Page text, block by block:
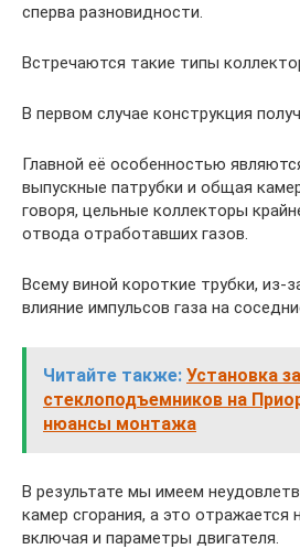
сперва разновидности.
Встречаются такие типы
В первом случае конструкция
Главной её особенностью
выпускные патрубки и общая
говоря, цельные коллекторы
отвода отработавших газов.
Всему виной короткие трубки, из-
влияние импульсов газа на
Читайте также: Установка
стеклоподъемников на
нюансы монтажа
В результате мы имеем
камер сгорания, а это отражается
включая и параметры двигателя.